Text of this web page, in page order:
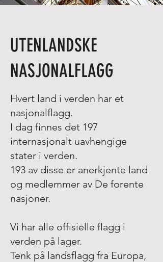
UTENLANDSKE
NASJONALFLAGG
Hvert land i verden har et
nasjonalflagg.
I dag finnes det 197
internasjonalt uavhengige
stater i verden.
193 av disse er anerkjente land
og medlemmer av De forente
nasjoner.
Vi har alle offisielle flagg i
verden på lager.
Tenk på landsflagg fra Europa,